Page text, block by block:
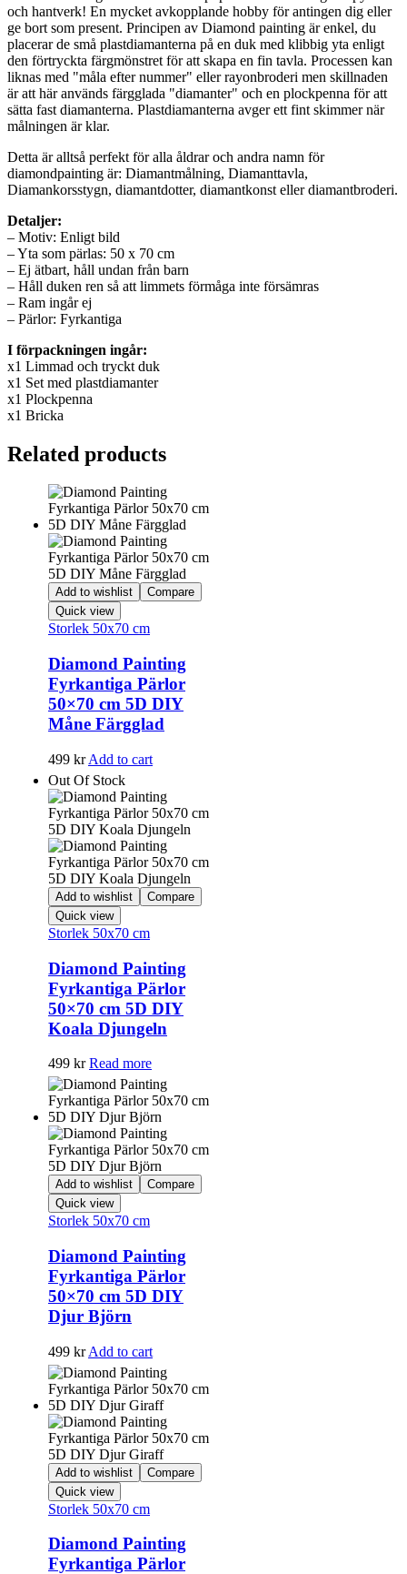
och hantverk! En mycket avkopplande hobby för antingen dig eller
ge bort som present. Principen av Diamond painting är enkel, du
placerar de små plastdiamanterna på en duk med klibbig yta enligt
den förtryckta färgmönstret för att skapa en fin tavla. Processen kan
liknas med "måla efter nummer" eller rayonbroderi men skillnaden
är att här används färgglada "diamanter" och en plockpenna för att
sätta fast diamanterna. Plastdiamanterna avger ett fint skimmer när
målningen är klar.
Detta är alltså perfekt för alla åldrar och andra namn för
diamondpainting är: Diamantmålning, Diamanttavla,
Diamankorsstygn, diamantdotter, diamantkonst eller diamantbroderi.
Detaljer:
– Motiv: Enligt bild
– Yta som pärlas: 50 x 70 cm
– Ej ätbart, håll undan från barn
– Håll duken ren så att limmets förmåga inte försämras
– Ram ingår ej
– Pärlor: Fyrkantiga
I förpackningen ingår:
x1 Limmad och tryckt duk
x1 Set med plastdiamanter
x1 Plockpenna
x1 Bricka
Related products
Add to wishlist
Compare
Quick view
Storlek 50x70 cm
Diamond Painting
Fyrkantiga Pärlor
50×70 cm 5D DIY
Måne Färgglad
499 kr Add to cart
Out Of Stock
Add to wishlist
Compare
Quick view
Storlek 50x70 cm
Diamond Painting
Fyrkantiga Pärlor
50×70 cm 5D DIY
Koala Djungeln
499 kr Read more
Add to wishlist
Compare
Quick view
Storlek 50x70 cm
Diamond Painting
Fyrkantiga Pärlor
50×70 cm 5D DIY
Djur Björn
499 kr Add to cart
Add to wishlist
Compare
Quick view
Storlek 50x70 cm
Diamond Painting
Fyrkantiga Pärlor